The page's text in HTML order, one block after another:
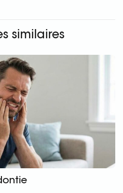
similaires